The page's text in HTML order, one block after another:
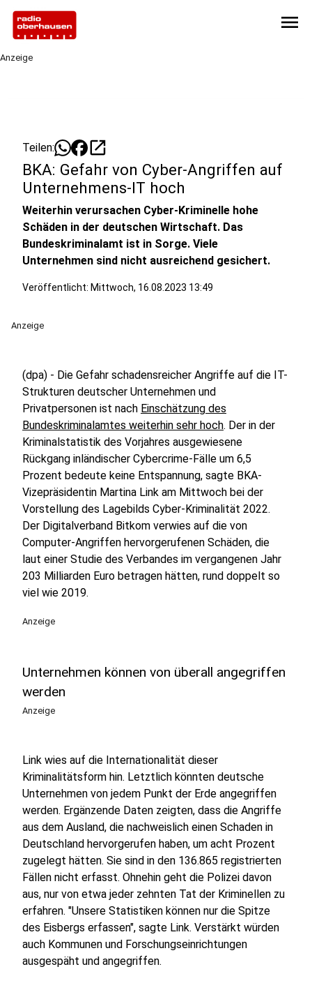
menu
Anzeige
Teilen: open_in_new
BKA: Gefahr von Cyber-Angriffen auf
Unternehmens-IT hoch
Weiterhin verursachen Cyber-Kriminelle hohe
Schäden in der deutschen Wirtschaft. Das
Bundeskriminalamt ist in Sorge. Viele
Unternehmen sind nicht ausreichend gesichert.
Veröffentlicht: Mittwoch, 16.08.2023 13:49
Anzeige
(dpa) - Die Gefahr schadensreicher Angriffe auf die IT-
Strukturen deutscher Unternehmen und
Privatpersonen ist nach Einschätzung des
Bundeskriminalamtes weiterhin sehr hoch. Der in der
Kriminalstatistik des Vorjahres ausgewiesene
Rückgang inländischer Cybercrime-Fälle um 6,5
Prozent bedeute keine Entspannung, sagte BKA-
Vizepräsidentin Martina Link am Mittwoch bei der
Vorstellung des Lagebilds Cyber-Kriminalität 2022.
Der Digitalverband Bitkom verwies auf die von
Computer-Angriffen hervorgerufenen Schäden, die
laut einer Studie des Verbandes im vergangenen Jahr
203 Milliarden Euro betragen hätten, rund doppelt so
viel wie 2019.
Anzeige
Unternehmen können von überall angegriffen
werden
Anzeige
Link wies auf die Internationalität dieser
Kriminalitätsform hin. Letztlich könnten deutsche
Unternehmen von jedem Punkt der Erde angegriffen
werden. Ergänzende Daten zeigten, dass die Angriffe
aus dem Ausland, die nachweislich einen Schaden in
Deutschland hervorgerufen haben, um acht Prozent
zugelegt hätten. Sie sind in den 136.865 registrierten
Fällen nicht erfasst. Ohnehin geht die Polizei davon
aus, nur von etwa jeder zehnten Tat der Kriminellen zu
erfahren. "Unsere Statistiken können nur die Spitze
des Eisbergs erfassen", sagte Link. Verstärkt würden
auch Kommunen und Forschungseinrichtungen
ausgespäht und angegriffen.